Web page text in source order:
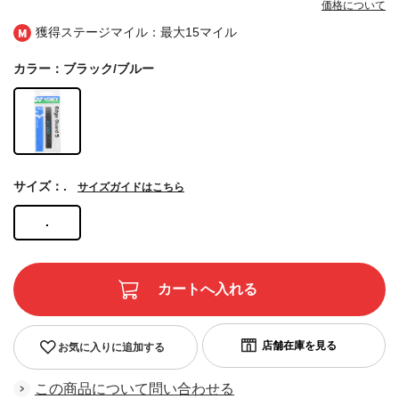
獲得ステージマイル：最大15マイル
価格について
カラー：ブラック/ブルー
.
サイズ：. サイズガイドはこちら
お気に入りに追加する
この商品について問い合わせる